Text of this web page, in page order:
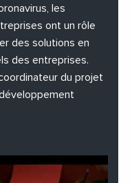
les
ont un rôle
des solutions en
des entreprises.
du projet